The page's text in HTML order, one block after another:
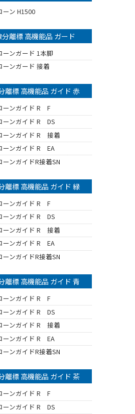
ーン H1500
離標 高機能品 ガード
ーンガード 1本脚
ーンガード 接着
離標 高機能品 ガイド 赤
ーンガイド R F
ーンガイド R DS
ーンガイド R 接着
ーンガイド R EA
ーンガイドR接着SN
離標 高機能品 ガイド 緑
ーンガイド R F
ーンガイド R DS
ーンガイド R 接着
ーンガイド R EA
ーンガイドR接着SN
離標 高機能品 ガイド 青
ーンガイド R F
ーンガイド R DS
ーンガイド R 接着
ーンガイド R EA
ーンガイドR接着SN
離標 高機能品 ガイド 茶
ーンガイド R F
ーンガイド R DS